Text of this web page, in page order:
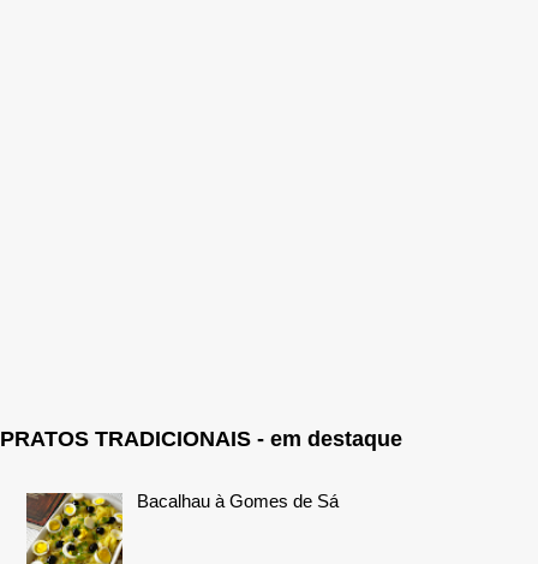
PRATOS TRADICIONAIS - em destaque
Bacalhau à Gomes de Sá